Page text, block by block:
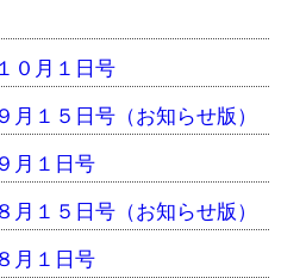
０月１日号
１５日号（お知らせ版）
月１日号
１５日号（お知らせ版）
月１日号